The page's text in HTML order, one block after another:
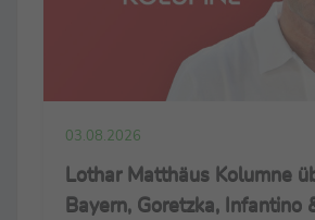
03.08.2026
Lothar Matthäus Kolumne
Bayern, Goretzka, Infantino